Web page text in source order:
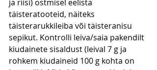
ja riisi) ostmisel eelista
täisteratooteid, näiteks
täisterarukkileiba või täisteranisu
sepikut. Kontrolli leiva/saia pakendilt
kiudainete sisaldust (leival 7 g ja
rohkem kiudaineid 100 g kohta on